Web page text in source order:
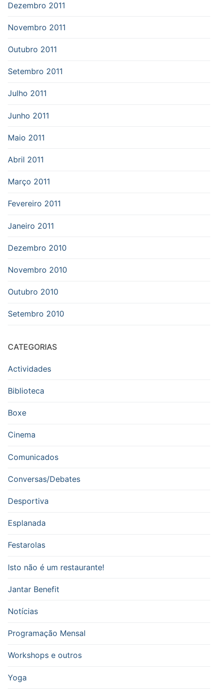
Dezembro 2011
Novembro 2011
Outubro 2011
Setembro 2011
Julho 2011
Junho 2011
Maio 2011
Abril 2011
Março 2011
Fevereiro 2011
Janeiro 2011
Dezembro 2010
Novembro 2010
Outubro 2010
Setembro 2010
CATEGORIAS
Actividades
Biblioteca
Boxe
Cinema
Comunicados
Conversas/Debates
Desportiva
Esplanada
Festarolas
Isto não é um restaurante!
Jantar Benefit
Notícias
Programação Mensal
Workshops e outros
Yoga